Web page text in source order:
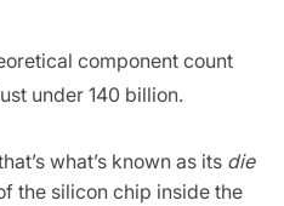
component count
under 140 billion.
what’s known as its die
the silicon chip inside the